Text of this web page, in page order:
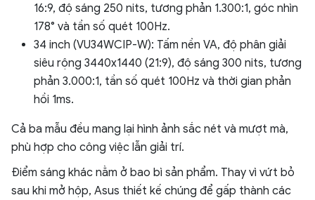
16:9, độ sáng 250 nits, tương phản 1.300:1, góc nhìn
178° và tần số quét 100Hz.
34 inch (VU34WCIP-W): Tấm nền VA, độ phân giải
siêu rộng 3440x1440 (21:9), độ sáng 300 nits, tương
phản 3.000:1, tần số quét 100Hz và thời gian phản
hồi 1ms.
Cả ba mẫu đều mang lại hình ảnh sắc nét và mượt mà,
phù hợp cho công việc lẫn giải trí.
Điểm sáng khác nằm ở bao bì sản phẩm. Thay vì vứt bỏ
sau khi mở hộp, Asus thiết kế chúng để gấp thành các